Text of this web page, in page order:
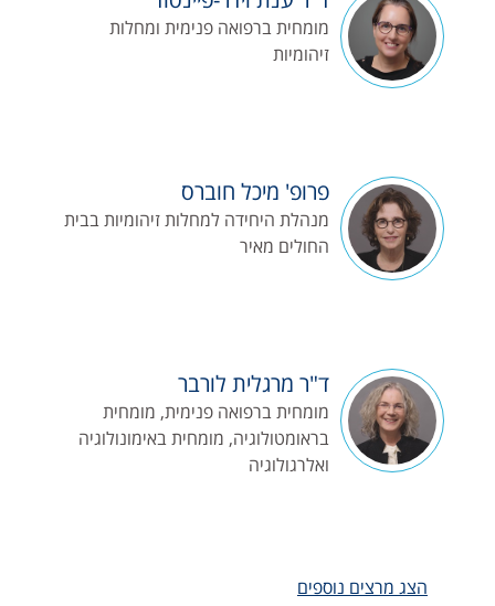
מומחית ברפואה פנימית ומחלות
זיהומיות
פרופ' מיכל חוברס
מנהלת היחידה למחלות זיהומיות בבית
החולים מאיר
ד"ר מרגלית לורבר
מומחית ברפואה פנימית, מומחית
בראומטולוגיה, מומחית באימונולוגיה
ואלרגולוגיה
הצג מרצים נוספים